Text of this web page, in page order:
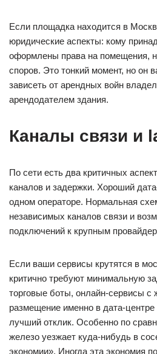
Если площадка находится в
юридические аспекты: кому
оформлены права на помещения,
споров. Это тонкий момент, но он
зависеть от арендных войн
арендодателем здания.
Каналы связи и
По сети есть два критичных
каналов и задержки. Хороший
одном операторе. Нормальная
независимых каналов связи и
подключений к крупным
Если ваши сервисы крутятся в
критично требуют минимальную
торговые боты, онлайн-сервисы с
размещение именно в дата-
лучший отклик. Особенно по
железо уезжает куда-нибудь в
экономии». Иногда эта экономия